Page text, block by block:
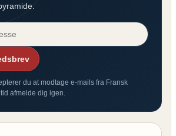
du at modtage e-mails fra Fransk
afmelde dig igen.